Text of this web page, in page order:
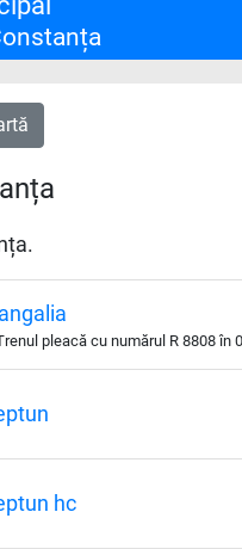
pleacă cu numărul R8808 în
hc